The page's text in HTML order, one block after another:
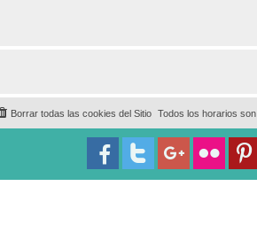
Todos los horarios son
Borrar todas las cookies del Sitio